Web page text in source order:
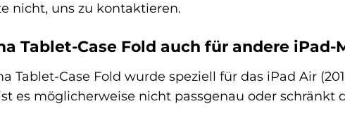
nicht, uns zu kontaktieren.
Tablet-Case Fold auch für andere
Tablet-Case Fold wurde speziell für das iPad Air
es möglicherweise nicht passgenau oder schränkt